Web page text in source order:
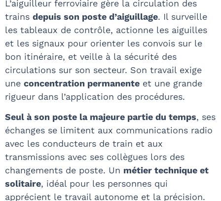
L’aiguilleur ferroviaire gère la circulation des
trains depuis son poste d’aiguillage. Il surveille
les tableaux de contrôle, actionne les aiguilles
et les signaux pour orienter les convois sur le
bon itinéraire, et veille à la sécurité des
circulations sur son secteur. Son travail exige
une concentration permanente et une grande
rigueur dans l’application des procédures.
Seul à son poste la majeure partie du temps, ses
échanges se limitent aux communications radio
avec les conducteurs de train et aux
transmissions avec ses collègues lors des
changements de poste. Un métier technique et
solitaire, idéal pour les personnes qui
apprécient le travail autonome et la précision.